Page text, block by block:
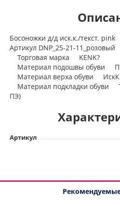
Босоножки д/д иск.к./текст. pink
Артикул DNP_25-21-11_розовый
Торговая марка KENK?
Материал подошвы обуви
Материал верха обуви
Материал подкладки обуви
ПЭ)
Артикул